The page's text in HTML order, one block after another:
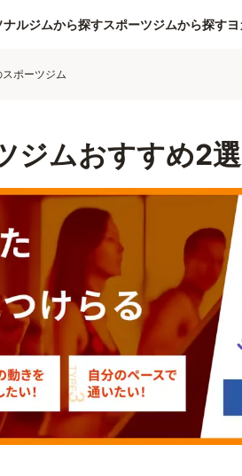
ナルジムから探すスポーツジムから探す
スポーツジム
ジムおすすめ2選